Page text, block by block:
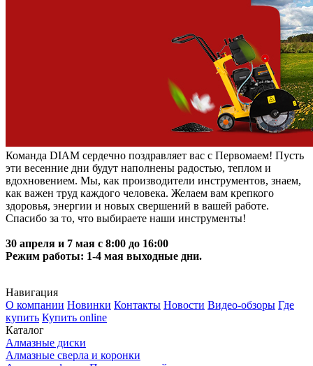
Команда DIAM сердечно поздравляет вас с Первомаем! Пусть
эти весенние дни будут наполнены радостью, теплом и
вдохновением. Мы, как производители инструментов, знаем,
как важен труд каждого человека. Желаем вам крепкого
здоровья, энергии и новых свершений в вашей работе.
Спасибо за то, что выбираете наши инструменты!
30 апреля и 7 мая с 8:00 до 16:00
Режим работы: 1-4 мая выходные дни.
Навигация
О компании Новинки Контакты Новости Видео-обзоры Где
купить Купить online
Каталог
Алмазные диски
Алмазные сверла и коронки